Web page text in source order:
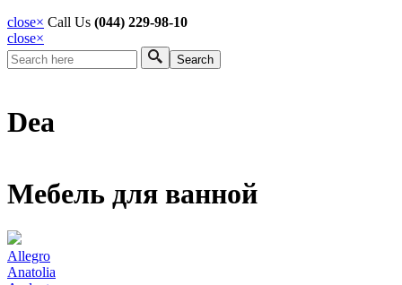
close× Call Us (044) 229-98-10
close×
Search form
Search
Dea
Мебель для ванной
Allegro
Anatolia